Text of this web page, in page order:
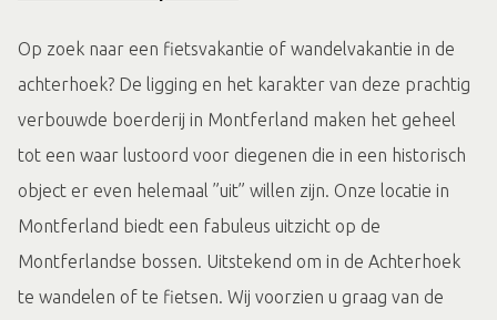
Op zoek naar een fietsvakantie of wandelvakantie in de
achterhoek? De ligging en het karakter van deze prachtig
verbouwde boerderij in Montferland maken het geheel
tot een waar lustoord voor diegenen die in een historisch
object er even helemaal ”uit” willen zijn. Onze locatie in
Montferland biedt een fabuleus uitzicht op de
Montferlandse bossen. Uitstekend om in de Achterhoek
te wandelen of te fietsen. Wij voorzien u graag van de